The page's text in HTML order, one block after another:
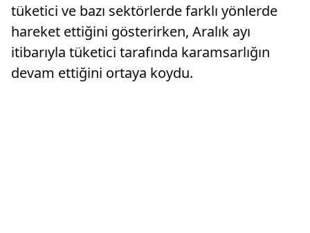
tüketici ve bazı sektörlerde farklı yönlerde
hareket ettiğini gösterirken, Aralık ayı
itibarıyla tüketici tarafında karamsarlığın
devam ettiğini ortaya koydu.